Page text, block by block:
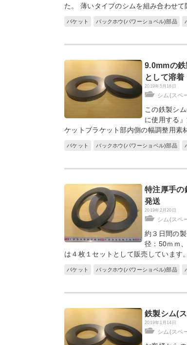
た。 薄いタイプのシムを組み合わせて
バケット バックホウ(パワーショベル)部品
9.0mmの
として溶着
2019年5月16日
シム(スペ
この鉄製シ
に使用する
ケットブラケット部内側の幅調整用素
バケット バックホウ(パワーショベル)部品
特注厚手の
発送
2019年2月20日
シム(スペ
約３日間の
径：50ｍｍ
は４枚１セットとして販売しています
バケット バックホウ(パワーショベル)部品
鉄製シム(
2019年1月14日
シム(スペ